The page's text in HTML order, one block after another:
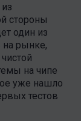
стороны
один из
на рынке,
на чипе
уже нашло
тестов